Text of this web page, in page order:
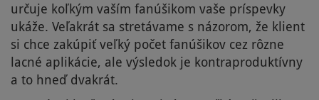
určuje koľkým vaším fanúšikom vaše príspevky
ukáže. Veľakrát sa stretávame s názorom, že klient
si chce zakúpiť veľký počet fanúšikov cez rôzne
lacné aplikácie, ale výsledok je kontraproduktívny
a to hneď dvakrát.